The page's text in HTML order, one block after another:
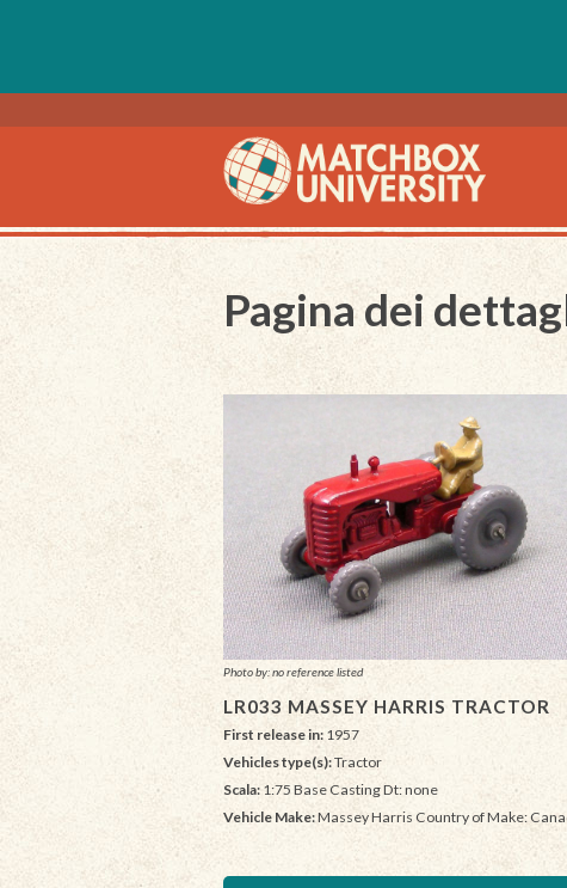
Pagina dei
Photo by: no reference listed
LR033 MASSEY HARRIS TRACTOR
First release in: 1957
Vehicles type(s):Tractor
Scala: 1:75 Base Casting Dt: none
Vehicle Make:Massey Harris Country of Make: